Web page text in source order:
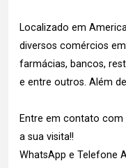
Localizado em
diversos comércios
farmácias, bancos,
e entre outros. Além
Entre em contato com
a sua visita!!
WhatsApp e Telefone